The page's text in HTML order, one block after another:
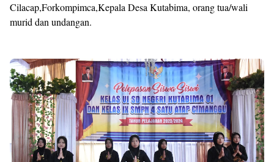
Cilacap,Forkompimca,Kepala Desa Kutabima, orang tua/wali
murid dan undangan.